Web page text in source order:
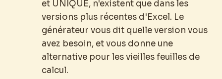
et UNIQUE, n'existent que dans les
versions plus récentes d'Excel. Le
générateur vous dit quelle version vous
avez besoin, et vous donne une
alternative pour les vieilles feuilles de
calcul.